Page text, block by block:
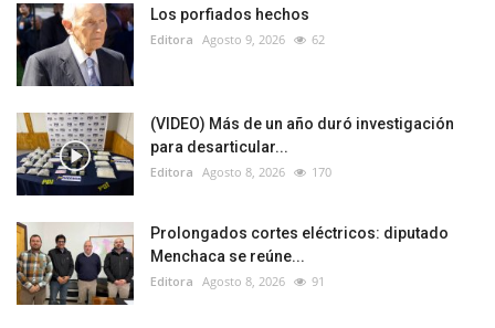
Los porfiados hechos
Editora Agosto 9, 2026 62
(VIDEO) Más de un año duró investigación
para desarticular...
Editora Agosto 8, 2026 170
Prolongados cortes eléctricos: diputado
Menchaca se reúne...
Editora Agosto 8, 2026 91